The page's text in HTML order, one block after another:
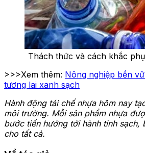
Thách thức và cách khắc
>>>Xem thêm: Nông nghiệp bền
tương lai xanh sạch
Hành động tái chế nhựa hôm nay
môi trường. Mỗi sản phẩm nhựa
bước tiến hướng tới hành tinh sạch,
cho tất cả.